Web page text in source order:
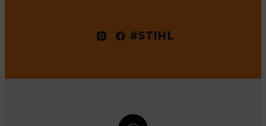
#STIHL